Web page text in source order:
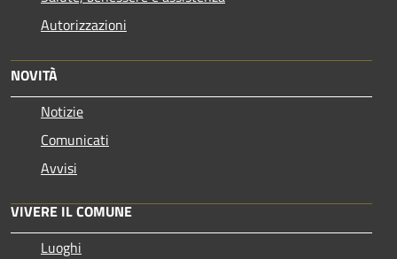
Autorizzazioni
NOVITÀ
Notizie
Comunicati
Avvisi
VIVERE IL COMUNE
Luoghi